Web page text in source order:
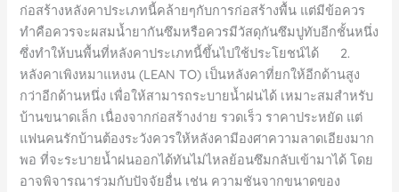
ก่อสร้างหลังคาประเภทนี้คล้ายๆกับการก่อสร้างพื้น แต่มีข้อควร
ทำคือควรจะผสมน้ำยากันซึมหรือควรมีวัสดุกันซึมปูทับอีกชั้นหนึ่ง
ซึ่งทำให้บนพื้นที่หลังคาประเภทนี้ขึ้นไปใช้ประโยชน์ได้ 2.
หลังคาเพิงหมาแหงน (LEAN TO) เป็นหลังคาที่ยกให้อีกด้านสูง
กว่าอีกด้านหนึ่ง เพื่อให้สามารถระบายน้ำฝนได้ เหมาะสมสำหรับ
บ้านขนาดเล็ก เนื่องจากก่อสร้างง่าย รวดเร็ว ราคาประหยัด แต่
แฟนคนรักบ้านต้องระวังควรให้หลังคามีองศาความลาดเอียงมาก
พอ ที่จะระบายน้ำฝนออกได้ทันไม่ไหลย้อนซึมกลับเข้ามาได้ โดย
อาจพิจารณาร่วมกับปัจจัยอื่น เช่น ความชันจากขนาดของ